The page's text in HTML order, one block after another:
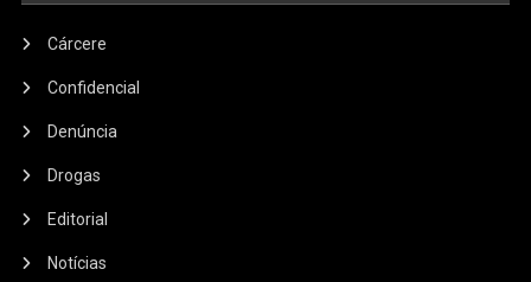
Cárcere
Confidencial
Denúncia
Drogas
Editorial
Notícias